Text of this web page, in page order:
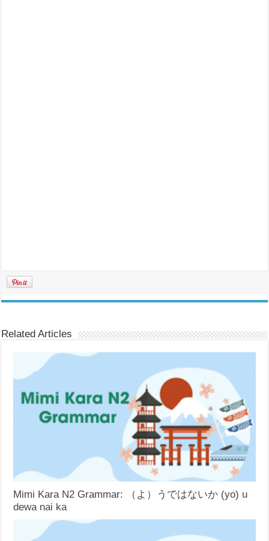
Related Articles
Mimi Kara N2 Grammar: （よ）うではないか (yo) u
dewa nai ka